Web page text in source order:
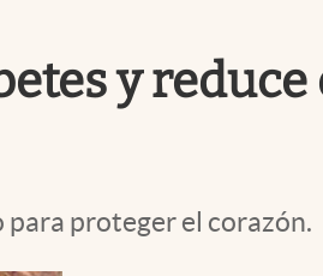
y reduce
para proteger el corazón.